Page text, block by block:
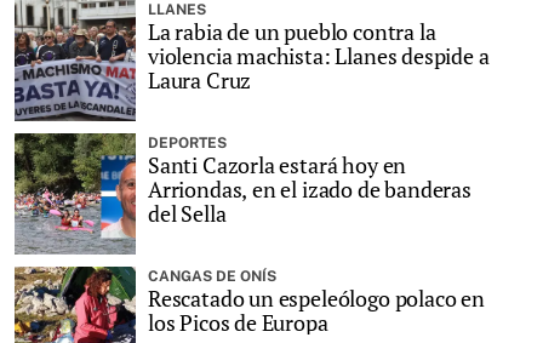
LLANES
La rabia de un pueblo contra la
violencia machista: Llanes despide a
Laura Cruz
DEPORTES
Santi Cazorla estará hoy en
Arriondas, en el izado de banderas
del Sella
CANGAS DE ONÍS
Rescatado un espeleólogo polaco en
los Picos de Europa